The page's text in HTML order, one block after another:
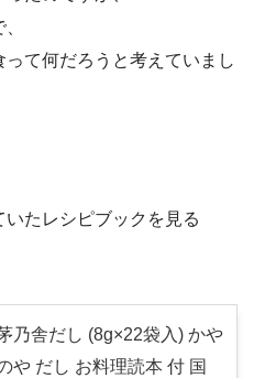
て何だろうと考えていまし
たレシピブックを見る
乃舎だし (8g×22袋入) かや
や だし お料理読本 付 国